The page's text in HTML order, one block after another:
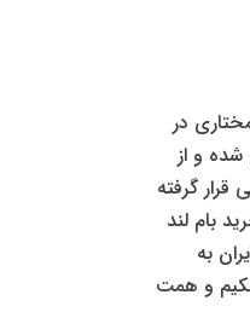
در
و از
گرفته
بام لند
به
و همت